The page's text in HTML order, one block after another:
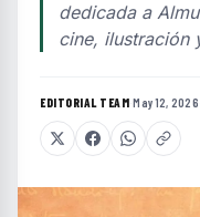
dedicada a
cine, ilustración
EDITORIAL TEAM·May 12, 2026